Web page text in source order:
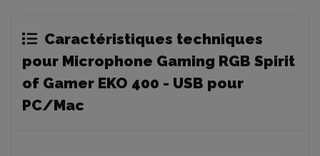
Caractéristiques techniques
pour Microphone Gaming RGB Spirit
of Gamer EKO 400 - USB pour
PC/Mac